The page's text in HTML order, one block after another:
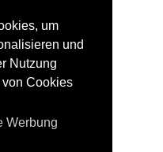
um
und
Nutzung
Cookies
Werbung